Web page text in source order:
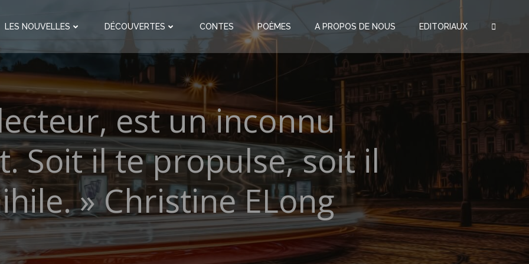
LES NOUVELLES DÉCOUVERTES CONTES POÈMES A PROPOS DE NOUS EDITORIAUX
lecteur, est un inconnu
Soit il te propulse, soit il
» Christine ELong